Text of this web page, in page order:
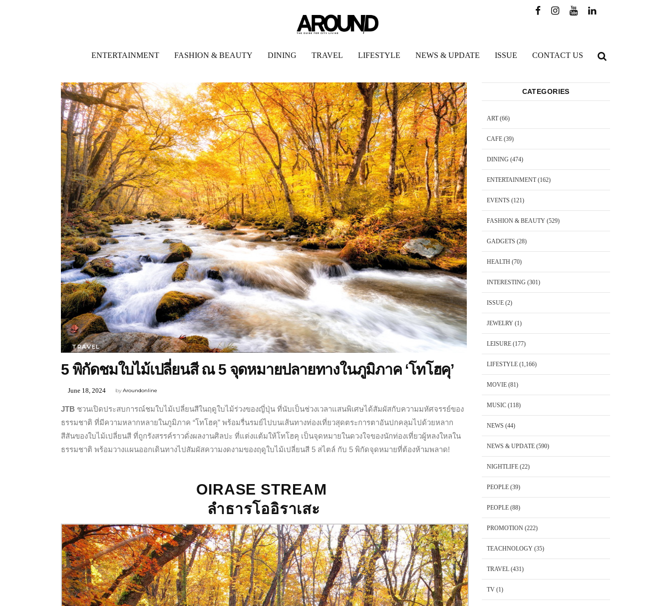
ENTERTAINMENT FASHION & BEAUTY DINING TRAVEL LIFESTYLE NEWS & UPDATE ISSUE CONTACT US
TRAVEL
5 พิกัดชมใบไม้เปลี่ยนสี ณ 5 จุดหมายปลายทางในภูมิภาค ‘โทโฮคุ’
byAroundonline
June 18, 2024
JTB ชวนเปิดประสบการณ์ชมใบไม้เปลี่ยนสีในฤดูใบไม้ร่วงของญี่ปุ่น ที่นับเป็นช่วงเวลาแสนพิเศษได้สัมผัสกับความมหัศจรรย์ของ
ธรรมชาติ ที่มีความหลากหลายในภูมิภาค “โทโฮคุ” พร้อมรื่นรมย์ไปบนเส้นทางท่องเที่ยวสุดตระการตาอันปกคลุมไปด้วยหลาก
สีสันของใบไม้เปลี่ยนสี ที่ถูกรังสรรค์ราวดั่งผลงานศิลปะ ที่แต่งแต้มให้โทโฮคุ เป็นจุดหมายในดวงใจของนักท่องเที่ยวผู้หลงใหลใน
ธรรมชาติ พร้อมวางแผนออกเดินทางไปสัมผัสความงดงามของฤดูใบไม้เปลี่ยนสี 5 สไตล์ กับ 5 พิกัดจุดหมายที่ต้องห้ามพลาด!
OIRASE STREAM
ลำธารโออิราเสะ
CATEGORIES
ART(66)
CAFE(39)
DINING (474)
ENTERTAINMENT(162)
EVENTS (121)
FASHION & BEAUTY(529)
GADGETS (28)
HEALTH (70)
INTERESTING (301)
ISSUE(2)
JEWELRY(1)
LEISURE(177)
LIFESTYLE(1,166)
MOVIE(81)
MUSIC(118)
NEWS (44)
NEWS & UPDATE(590)
NIGHTLIFE(22)
PEOPLE(39)
PEOPLE(88)
PROMOTION(222)
TEACHNOLOGY(35)
TRAVEL(431)
TV(1)